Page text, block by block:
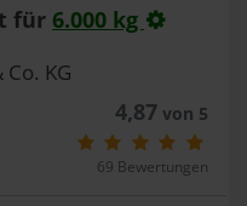
für 6.000 kg
KG
4,87von 5
69 Bewertungen